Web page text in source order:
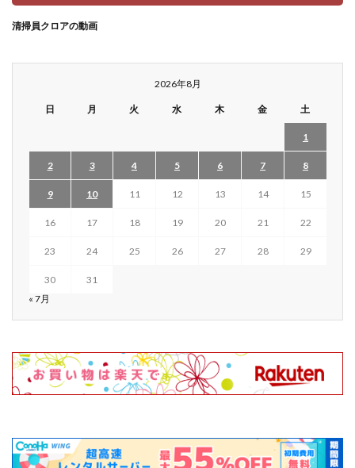
清掃員クロアの動画
2026年8月
日 月 火 水 木 金 土
1
2 3 4 5 6 7 8
9 10 11 12 13 14 15
16 17 18 19 20 21 22
23 24 25 26 27 28 29
30
31
« 7月